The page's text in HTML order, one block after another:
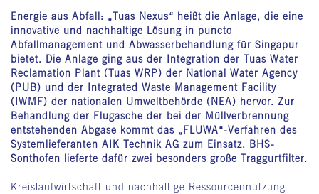
Energie aus Abfall: „Tuas Nexus“ heißt die Anlage, die eine
innovative und nachhaltige Lösung in puncto
Abfallmanagement und Abwasserbehandlung für Singapur
bietet. Die Anlage ging aus der Integration der Tuas Water
Reclamation Plant (Tuas WRP) der National Water Agency
(PUB) und der Integrated Waste Management Facility
(IWMF) der nationalen Umweltbehörde (NEA) hervor. Zur
Behandlung der Flugasche der bei der Müllverbrennung
entstehenden Abgase kommt das „FLUWA“-Verfahren des
Systemlieferanten AIK Technik AG zum Einsatz. BHS-
Sonthofen lieferte dafür zwei besonders große Traggurtfilter.
Kreislaufwirtschaft und nachhaltige Ressourcennutzung